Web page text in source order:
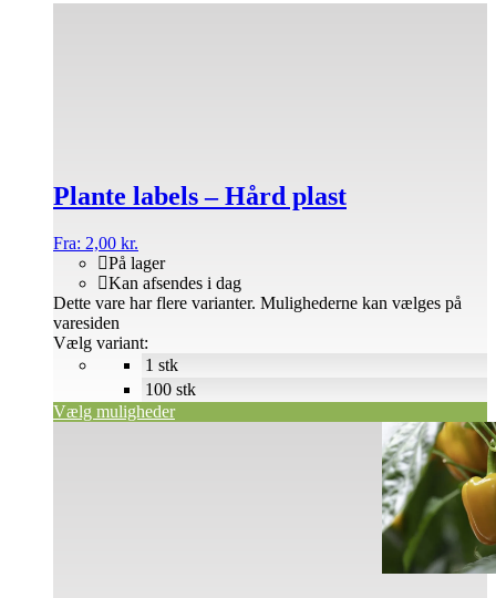
Plante labels – Hård plast
Fra: 2,00 kr.
På lager
Kan afsendes i dag
Vælg variant:
Vælg muligheder
Dette vare har flere varianter. Mulighederne kan vælges på
varesiden
1 stk
100 stk